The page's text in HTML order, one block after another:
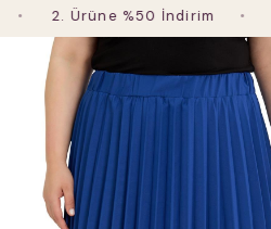
2. Ürüne %50 İndirim